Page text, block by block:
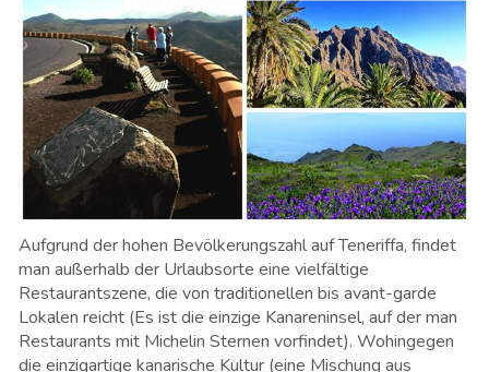
Aufgrund der hohen Bevölkerungszahl auf Teneriffa, findet
man außerhalb der Urlaubsorte eine vielfältige
Restaurantszene, die von traditionellen bis avant-garde
Lokalen reicht (Es ist die einzige Kanareninsel, auf der man
Restaurants mit Michelin Sternen vorfindet). Wohingegen
die einzigartige kanarische Kultur (eine Mischung aus